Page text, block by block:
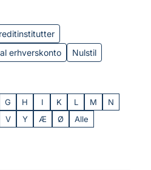
erhverskonto Nulstil
G H I K L M
N
V Y Æ Ø Alle